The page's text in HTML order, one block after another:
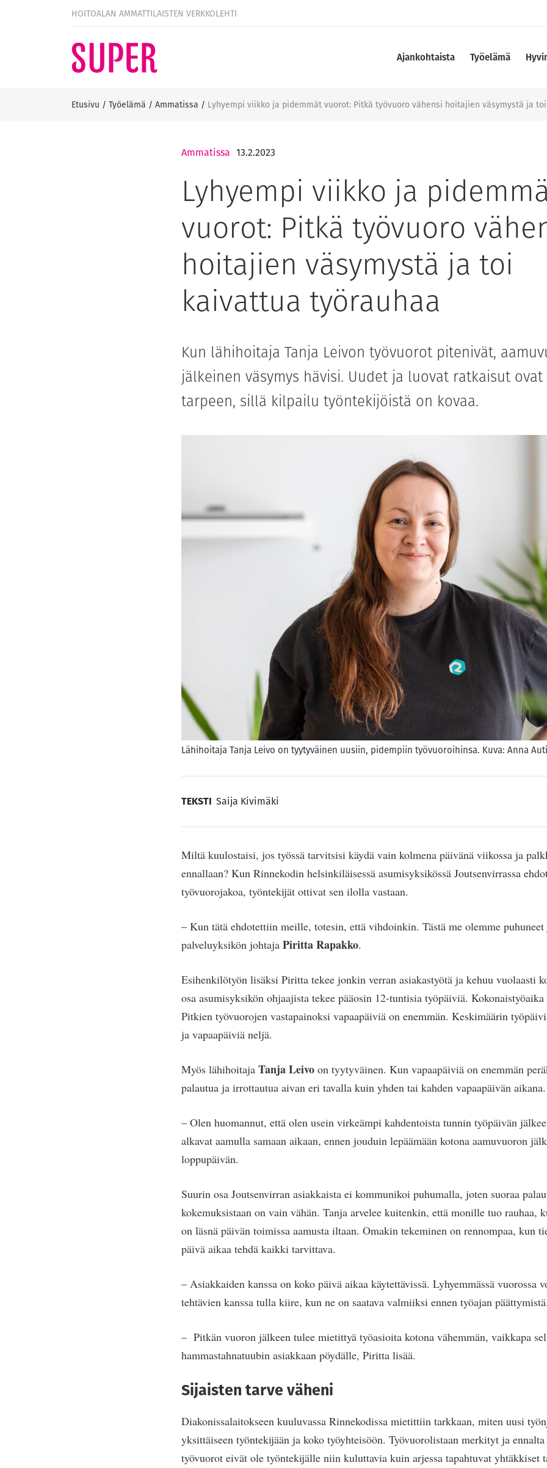
HOITOALAN AMMATTILAISTEN VERKKOLEHTI
Ajankohtaista Työelämä
Etusivu / Työelämä / Ammatissa / Lyhyempi viikko ja pidemmät vuorot: Pitkä työvuoro vähensi hoitajien väsymystä ja
Ammatissa 13.2.2023
Lyhyempi viikko ja
vuorot: Pitkä työvuoro
hoitajien väsymystä ja toi
kaivattua työrauhaa
Kun lähihoitaja Tanja Leivon työvuorot pitenivät,
jälkeinen väsymys hävisi. Uudet ja luovat ratkaisut
tarpeen, sillä kilpailu työntekijöistä on kovaa.
Lähihoitaja Tanja Leivo on tyytyväinen uusiin, pidempiin työvuoroihinsa. Kuva: Anna
TEKSTI Saija Kivimäki
Miltä kuulostaisi, jos työssä tarvitsisi käydä vain kolmena päivänä viikossa ja
ennallaan? Kun Rinnekodin helsinkiläisessä asumisyksikössä Joutsenvirrassa
työvuorojakoa, työntekijät ottivat sen ilolla vastaan.
– Kun tätä ehdotettiin meille, totesin, että vihdoinkin. Tästä me olemme
palveluyksikön johtaja Piritta Rapakko.
Esihenkilötyön lisäksi Piritta tekee jonkin verran asiakastyötä ja kehuu vuolaasti
osa asumisyksikön ohjaajista tekee pääosin 12-tuntisia työpäiviä.
Pitkien työvuorojen vastapainoksi vapaapäiviä on enemmän. Keskimäärin
ja vapaapäiviä neljä.
Myös lähihoitaja Tanja Leivo on tyytyväinen. Kun vapaapäiviä on enemmän
palautua ja irrottautua aivan eri tavalla kuin yhden tai kahden vapaapäivän aikana.
– Olen huomannut, että olen usein virkeämpi kahdentoista tunnin työpäivän
alkavat aamulla samaan aikaan, ennen jouduin lepäämään kotona aamuvuoron
loppupäivän.
Suurin osa Joutsenvirran asiakkaista ei kommunikoi puhumalla, joten suoraa
kokemuksistaan on vain vähän. Tanja arvelee kuitenkin, että monille tuo rauhaa,
on läsnä päivän toimissa aamusta iltaan. Omakin tekeminen on rennompaa, kun
päivä aikaa tehdä kaikki tarvittava.
– Asiakkaiden kanssa on koko päivä aikaa käytettävissä. Lyhyemmässä vuorossa
tehtävien kanssa tulla kiire, kun ne on saatava valmiiksi ennen työajan
– Pitkän vuoron jälkeen tulee mietittyä työasioita kotona vähemmän, vaikkapa
hammastahnatuubin asiakkaan pöydälle, Piritta lisää.
Sijaisten tarve väheni
Diakonissalaitokseen kuuluvassa Rinnekodissa mietittiin tarkkaan, miten uusi
yksittäiseen työntekijään ja koko työyhteisöön. Työvuorolistaan merkityt ja
työvuorot eivät ole työntekijälle niin kuluttavia kuin arjessa tapahtuvat yhtäkkiset